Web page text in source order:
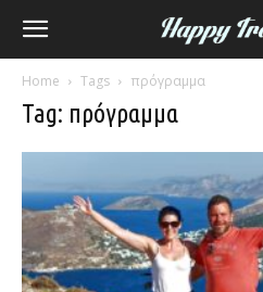
Home Tags πρόγραμμα
Tag: πρόγραμμα